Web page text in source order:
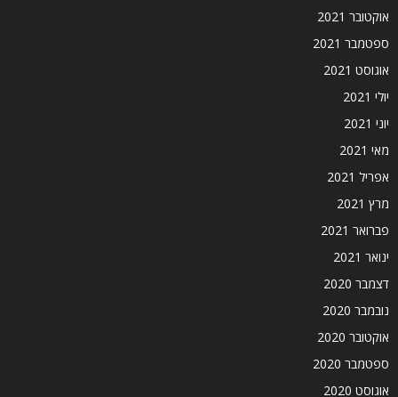
אוקטובר 2021
ספטמבר 2021
אוגוסט 2021
יולי 2021
יוני 2021
מאי 2021
אפריל 2021
מרץ 2021
פברואר 2021
ינואר 2021
דצמבר 2020
נובמבר 2020
אוקטובר 2020
ספטמבר 2020
אוגוסט 2020